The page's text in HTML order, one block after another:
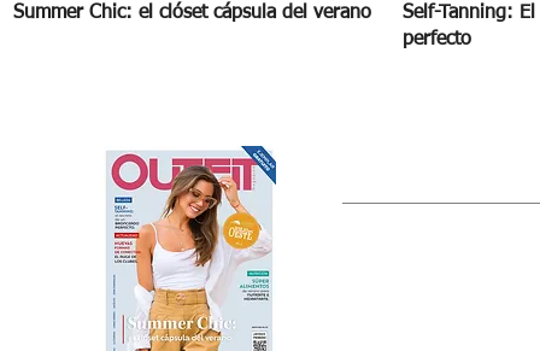
Summer Chic: el clóset cápsula del verano
Self-Tanning:
perfecto